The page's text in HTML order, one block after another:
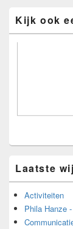
Kijk ook
Laatste
Activiteiten
Phila Hanze